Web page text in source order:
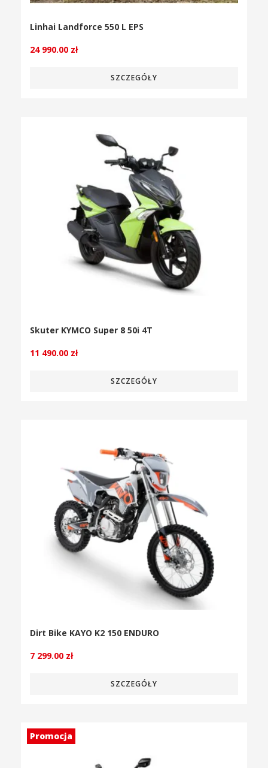
Linhai Landforce 550 L EPS
24 990.00 zł
SZCZEGÓŁY
Skuter KYMCO Super 8 50i 4T
11 490.00 zł
SZCZEGÓŁY
Dirt Bike KAYO K2 150 ENDURO
7 299.00 zł
SZCZEGÓŁY
Promocja